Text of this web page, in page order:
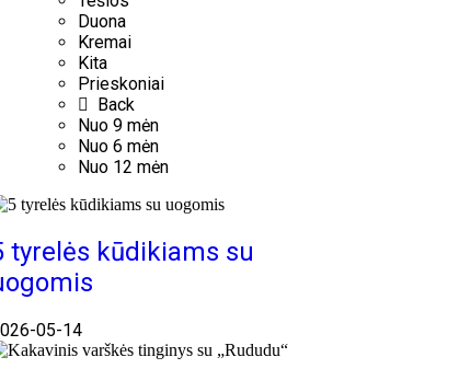
Duona
Kremai
Kita
Prieskoniai
Back
Nuo 9 mėn
Nuo 6 mėn
Nuo 12 mėn
tyrelės kūdikiams su
05-14